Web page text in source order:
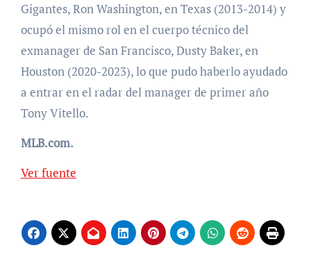
Gigantes, Ron Washington, en Texas (2013-2014) y
ocupó el mismo rol en el cuerpo técnico del
exmanager de San Francisco, Dusty Baker, en
Houston (2020-2023), lo que pudo haberlo ayudado
a entrar en el radar del manager de primer año
Tony Vitello.
MLB.com.
Ver fuente